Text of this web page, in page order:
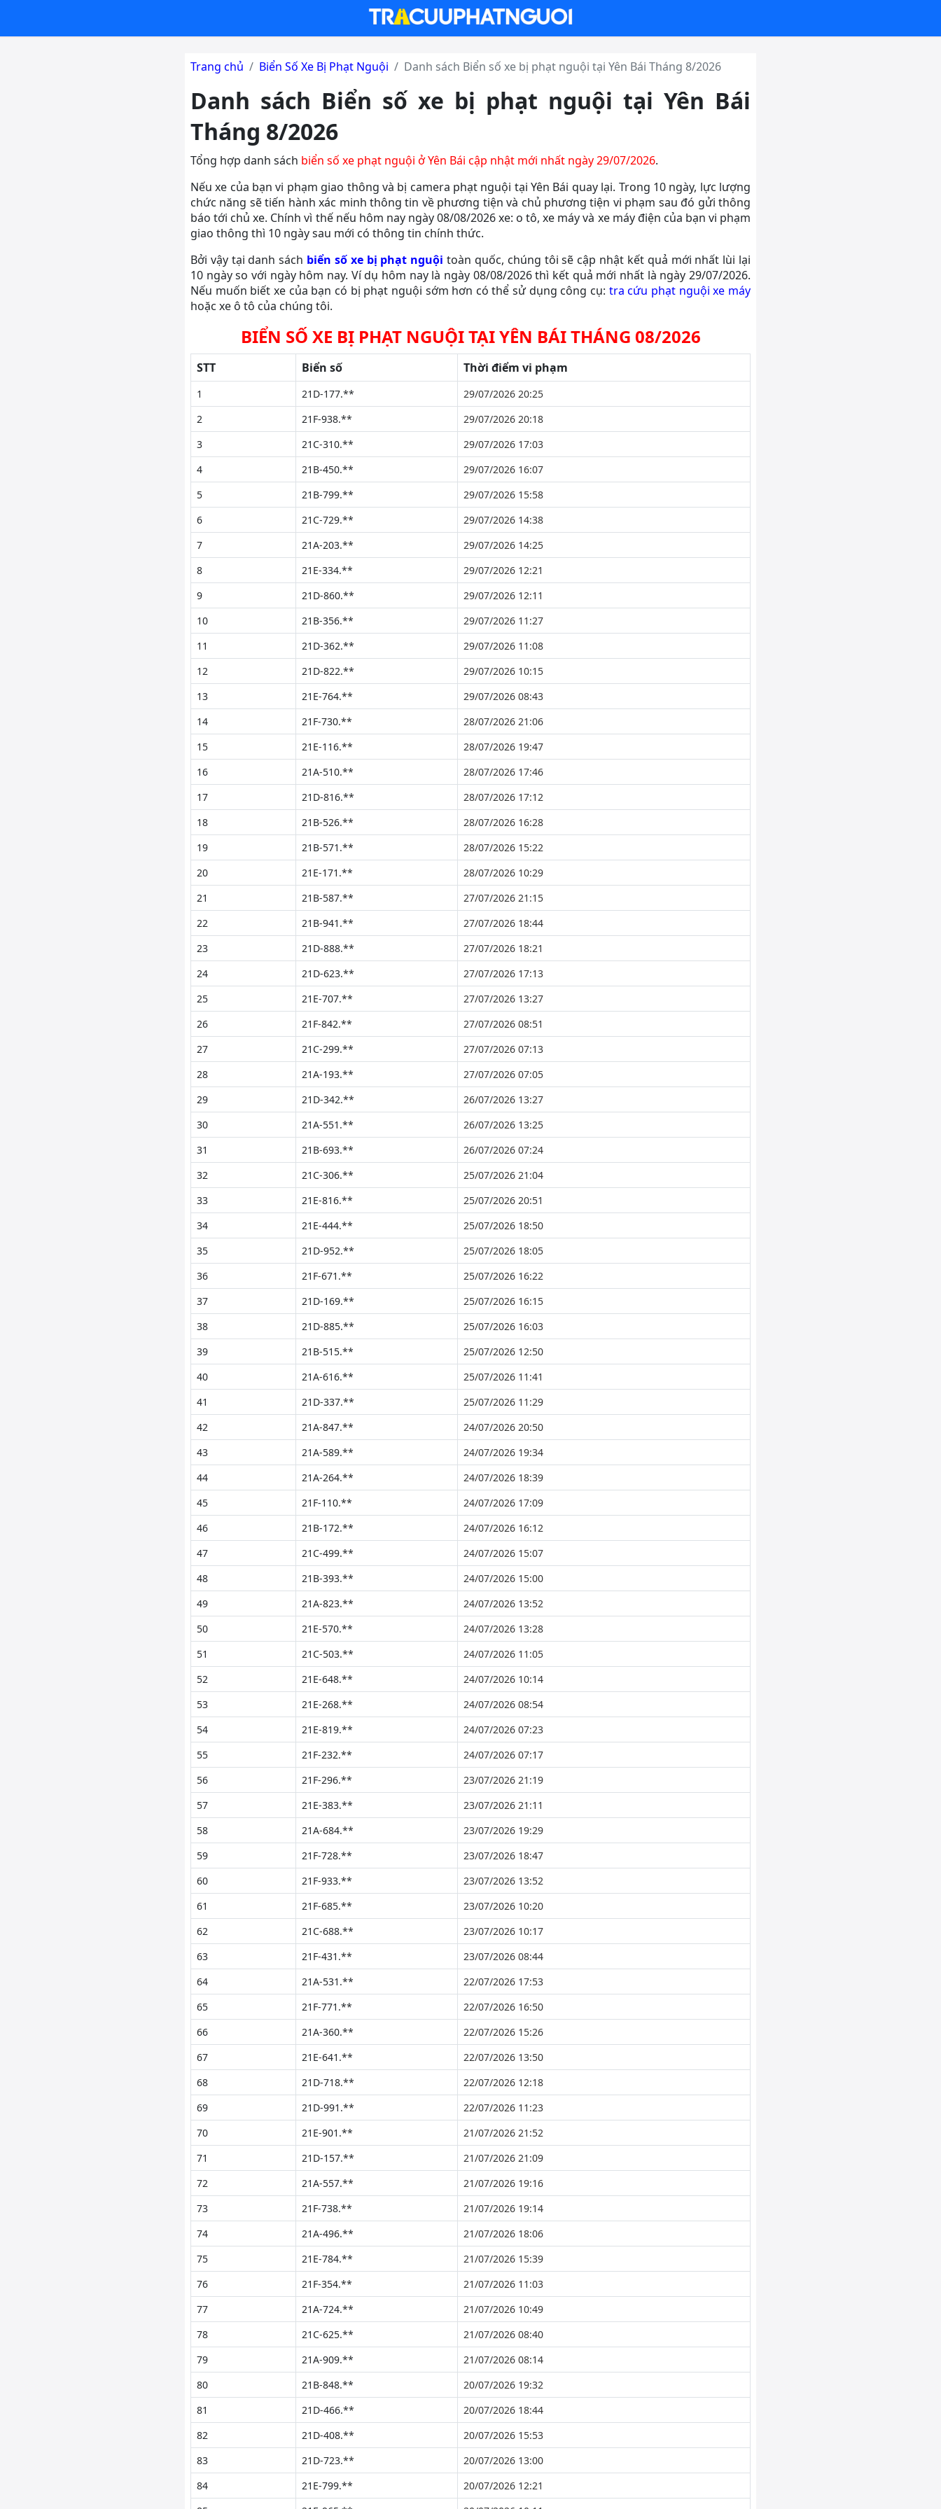
Trang chủ Biển Số Xe Bị Phạt Nguội Danh sách Biển số xe bị phạt nguội tại Yên Bái Tháng 8/2026
Danh sách Biển số xe bị phạt nguội tại Yên Bái
Tháng 8/2026
Tổng hợp danh sách biển số xe phạt nguội ở Yên Bái cập nhật mới nhất ngày 29/07/2026.
Nếu xe của bạn vi phạm giao thông và bị camera phạt nguội tại Yên Bái quay lại. Trong 10 ngày, lực lượng
chức năng sẽ tiến hành xác minh thông tin về phương tiện và chủ phương tiện vi phạm sau đó gửi thông
báo tới chủ xe. Chính vì thế nếu hôm nay ngày 08/08/2026 xe: o tô, xe máy và xe máy điện của bạn vi phạm
giao thông thì 10 ngày sau mới có thông tin chính thức.
Bởi vậy tại danh sách biển số xe bị phạt nguội toàn quốc, chúng tôi sẽ cập nhật kết quả mới nhất lùi lại
10 ngày so với ngày hôm nay. Ví dụ hôm nay là ngày 08/08/2026 thì kết quả mới nhất là ngày 29/07/2026.
Nếu muốn biết xe của bạn có bị phạt nguội sớm hơn có thể sử dụng công cụ: tra cứu phạt nguội xe máy
hoặc xe ô tô của chúng tôi.
BIỂN SỐ XE BỊ PHẠT NGUỘI TẠI YÊN BÁI THÁNG 08/2026
STT Biển số Thời điểm vi phạm
1 21D-177.**
29/07/2026 20:25
2
21F-938.**
29/07/2026 20:18
3
21C-310.**
29/07/2026 17:03
4
21B-450.**
29/07/2026 16:07
5
21B-799.**
29/07/2026 15:58
6
21C-729.**
29/07/2026 14:38
7
21A-203.**
29/07/2026 14:25
8
21E-334.**
29/07/2026 12:21
9
21D-860.**
29/07/2026 12:11
10
21B-356.**
29/07/2026 11:27
11
21D-362.**
29/07/2026 11:08
12
21D-822.**
29/07/2026 10:15
13
21E-764.**
29/07/2026 08:43
14
21F-730.**
28/07/2026 21:06
15
21E-116.**
28/07/2026 19:47
16
21A-510.**
28/07/2026 17:46
17
21D-816.**
28/07/2026 17:12
18
21B-526.**
28/07/2026 16:28
19
21B-571.**
28/07/2026 15:22
20
21E-171.**
28/07/2026 10:29
21
21B-587.**
27/07/2026 21:15
22
21B-941.**
27/07/2026 18:44
23
21D-888.**
27/07/2026 18:21
24
21D-623.**
27/07/2026 17:13
25
21E-707.**
27/07/2026 13:27
26
21F-842.**
27/07/2026 08:51
27
21C-299.**
27/07/2026 07:13
28
21A-193.**
27/07/2026 07:05
29
21D-342.**
26/07/2026 13:27
30
21A-551.**
26/07/2026 13:25
31
21B-693.**
26/07/2026 07:24
32
21C-306.**
25/07/2026 21:04
33
21E-816.**
25/07/2026 20:51
34
21E-444.**
25/07/2026 18:50
35
21D-952.**
25/07/2026 18:05
36
21F-671.**
25/07/2026 16:22
37
21D-169.**
25/07/2026 16:15
38
21D-885.**
25/07/2026 16:03
39
21B-515.**
25/07/2026 12:50
40
21A-616.**
25/07/2026 11:41
41
21D-337.**
25/07/2026 11:29
42
21A-847.**
24/07/2026 20:50
43
21A-589.**
24/07/2026 19:34
44
21A-264.**
24/07/2026 18:39
45
21F-110.**
24/07/2026 17:09
46
21B-172.**
24/07/2026 16:12
47
21C-499.**
24/07/2026 15:07
48
21B-393.**
24/07/2026 15:00
49
21A-823.**
24/07/2026 13:52
50
21E-570.**
24/07/2026 13:28
51
21C-503.**
24/07/2026 11:05
52
21E-648.**
24/07/2026 10:14
53
21E-268.**
24/07/2026 08:54
54
21E-819.**
24/07/2026 07:23
55
21F-232.**
24/07/2026 07:17
56
21F-296.**
23/07/2026 21:19
57
21E-383.**
23/07/2026 21:11
58
21A-684.**
23/07/2026 19:29
59
21F-728.**
23/07/2026 18:47
60
21F-933.**
23/07/2026 13:52
61
21F-685.**
23/07/2026 10:20
62
21C-688.**
23/07/2026 10:17
63
21F-431.**
23/07/2026 08:44
64
21A-531.**
22/07/2026 17:53
65
21F-771.**
22/07/2026 16:50
66
21A-360.**
22/07/2026 15:26
67
21E-641.**
22/07/2026 13:50
68
21D-718.**
22/07/2026 12:18
69
21D-991.**
22/07/2026 11:23
70
21E-901.**
21/07/2026 21:52
71
21D-157.**
21/07/2026 21:09
72
21A-557.**
21/07/2026 19:16
73
21F-738.**
21/07/2026 19:14
74
21A-496.**
21/07/2026 18:06
75
21E-784.**
21/07/2026 15:39
76
21F-354.**
21/07/2026 11:03
77
21A-724.**
21/07/2026 10:49
78
21C-625.**
21/07/2026 08:40
79
21A-909.**
21/07/2026 08:14
80
21B-848.**
20/07/2026 19:32
81
21D-466.**
20/07/2026 18:44
82
21D-408.**
20/07/2026 15:53
83
21D-723.**
20/07/2026 13:00
84
21E-799.**
20/07/2026 12:21